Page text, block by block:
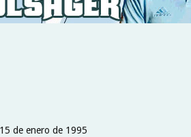
de enero de 1995